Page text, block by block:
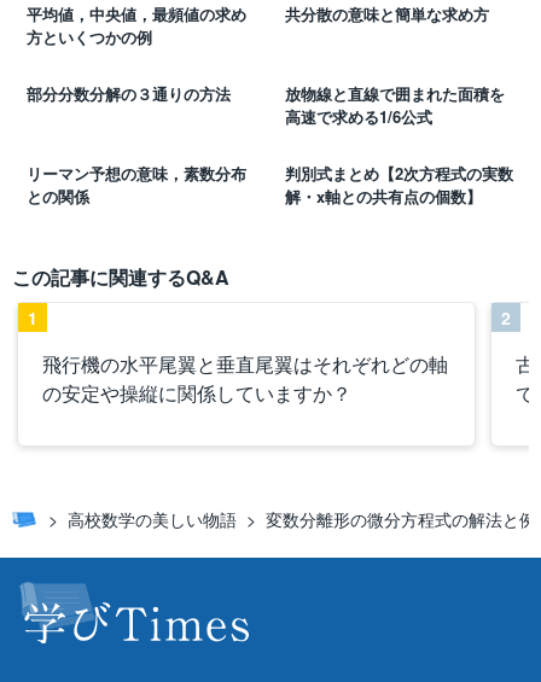
平均値，中央値，最頻値の求め
方といくつかの例
共分散の意味と簡単な求め方
部分分数分解の３通りの方法
放物線と直線で囲まれた面積を
高速で求める1/6公式
リーマン予想の意味，素数分布
との関係
判別式まとめ【2次方程式の実数
解・x軸との共有点の個数】
この記事に関連するQ&A
飛行機の水平尾翼と垂直尾翼はそれぞれどの軸
の安定や操縦に関係していますか？
1
古
で
2
高校数学の美しい物語 変数分離形の微分方程式の解法と例